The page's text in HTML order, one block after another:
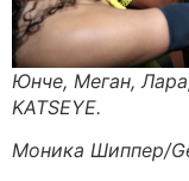
Юнче, Меган,
KATSEYE.
Моника Шиппер/